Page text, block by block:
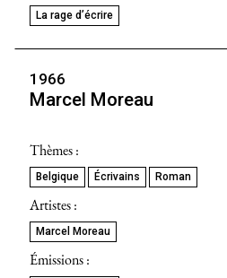
La rage d’écrire
1966
Marcel Moreau
Thèmes :
Belgique Écrivains Roman
Artistes :
Marcel Moreau
Émissions :